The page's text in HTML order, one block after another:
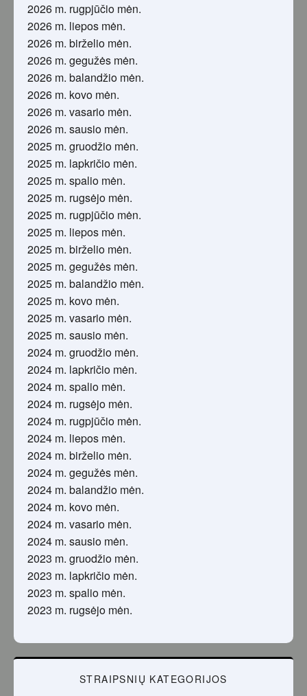
2026 m. rugpjūčio mėn.
2026 m. liepos mėn.
2026 m. birželio mėn.
2026 m. gegužės mėn.
2026 m. balandžio mėn.
2026 m. kovo mėn.
2026 m. vasario mėn.
2026 m. sausio mėn.
2025 m. gruodžio mėn.
2025 m. lapkričio mėn.
2025 m. spalio mėn.
2025 m. rugsėjo mėn.
2025 m. rugpjūčio mėn.
2025 m. liepos mėn.
2025 m. birželio mėn.
2025 m. gegužės mėn.
2025 m. balandžio mėn.
2025 m. kovo mėn.
2025 m. vasario mėn.
2025 m. sausio mėn.
2024 m. gruodžio mėn.
2024 m. lapkričio mėn.
2024 m. spalio mėn.
2024 m. rugsėjo mėn.
2024 m. rugpjūčio mėn.
2024 m. liepos mėn.
2024 m. birželio mėn.
2024 m. gegužės mėn.
2024 m. balandžio mėn.
2024 m. kovo mėn.
2024 m. vasario mėn.
2024 m. sausio mėn.
2023 m. gruodžio mėn.
2023 m. lapkričio mėn.
2023 m. spalio mėn.
2023 m. rugsėjo mėn.
STRAIPSNIŲ KATEGORIJOS